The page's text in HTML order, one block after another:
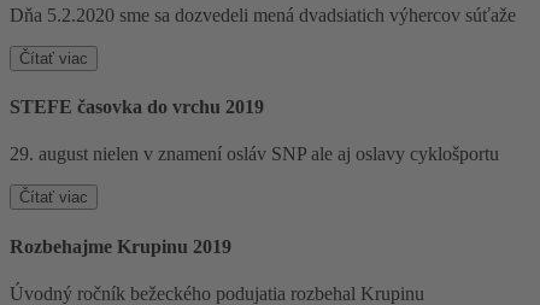
Dňa 5.2.2020 sme sa dozvedeli mená dvadsiatich výhercov súťaže
Čítať viac
STEFE časovka do vrchu 2019
29. august nielen v znamení osláv SNP ale aj oslavy cyklošportu
Čítať viac
Rozbehajme Krupinu 2019
Úvodný ročník bežeckého podujatia rozbehal Krupinu